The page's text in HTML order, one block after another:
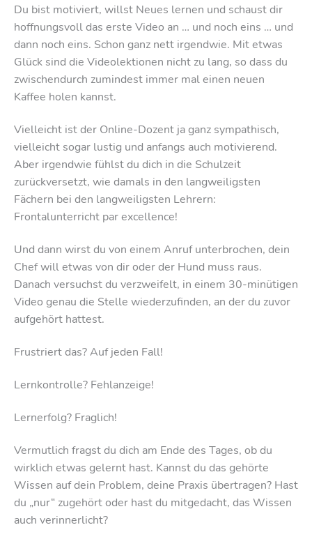
Du bist motiviert, willst Neues lernen und schaust dir
hoffnungsvoll das erste Video an … und noch eins … und
dann noch eins. Schon ganz nett irgendwie. Mit etwas
Glück sind die Videolektionen nicht zu lang, so dass du
zwischendurch zumindest immer mal einen neuen
Kaffee holen kannst.
Vielleicht ist der Online-Dozent ja ganz sympathisch,
vielleicht sogar lustig und anfangs auch motivierend.
Aber irgendwie fühlst du dich in die Schulzeit
zurückversetzt, wie damals in den langweiligsten
Fächern bei den langweiligsten Lehrern:
Frontalunterricht par excellence!
Und dann wirst du von einem Anruf unterbrochen, dein
Chef will etwas von dir oder der Hund muss raus.
Danach versuchst du verzweifelt, in einem 30-minütigen
Video genau die Stelle wiederzufinden, an der du zuvor
aufgehört hattest.
Frustriert das? Auf jeden Fall!
Lernkontrolle? Fehlanzeige!
Lernerfolg? Fraglich!
Vermutlich fragst du dich am Ende des Tages, ob du
wirklich etwas gelernt hast. Kannst du das gehörte
Wissen auf dein Problem, deine Praxis übertragen? Hast
du „nur“ zugehört oder hast du mitgedacht, das Wissen
auch verinnerlicht?